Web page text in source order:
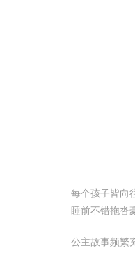
每个孩子皆向
睡前不错拖沓
公主故事频繁